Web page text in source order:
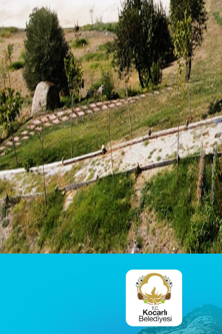
Dilekçe
Takip
Online
Vezne
Hızlı
Tahsilat
Taksitli
Borçlar